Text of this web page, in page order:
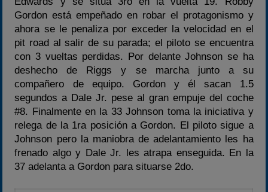
Gordon está empeñado en robar el protagonismo y
ahora se le penaliza por exceder la velocidad en el
pit road al salir de su parada; el piloto se encuentra
con 3 vueltas perdidas. Por delante Johnson se ha
deshecho de Riggs y se marcha junto a su
compañero de equipo. Gordon y él sacan 1.5
segundos a Dale Jr. pese al gran empuje del coche
#8. Finalmente en la 33 Johnson toma la iniciativa y
relega de la 1ra posición a Gordon. El piloto sigue a
Johnson pero la maniobra de adelantamiento les ha
frenado algo y Dale Jr. les atrapa enseguida. En la
37 adelanta a Gordon para situarse 2do.